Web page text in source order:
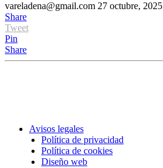
vareladena@gmail.com 27 octubre, 2025
Share
Tweet
Pin
Share
Avisos legales
Política de privacidad
Política de cookies
Diseño web